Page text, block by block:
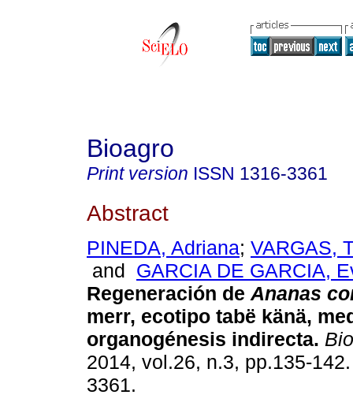
Bioagro
Print version ISSN 1316-3361
Abstract
PINEDA, Adriana; VARGAS,
and GARCIA DE GARCIA,
Regeneración de Ananas
merr, ecotipo tabë känä,
organogénesis indirecta.
2014, vol.26, n.3, pp.135-
3361.